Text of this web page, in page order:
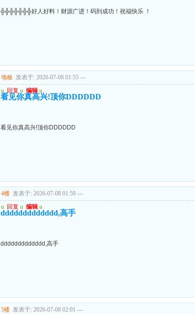
╬╬╬╬╬╬╬好人好料！财源广进！码到成功！祝福快乐 ！
地板 发表于: 2026-07-08 01:55 ---
u 回复 u 编辑 u
看见你真高兴!顶你DDDDDD
看见你真高兴!顶你DDDDDD
4楼 发表于: 2026-07-08 01:59 ---
u 回复 u 编辑 u
ddddddddddddd,高手
ddddddddddddd,高手
5楼 发表于: 2026-07-08 02:01 ---